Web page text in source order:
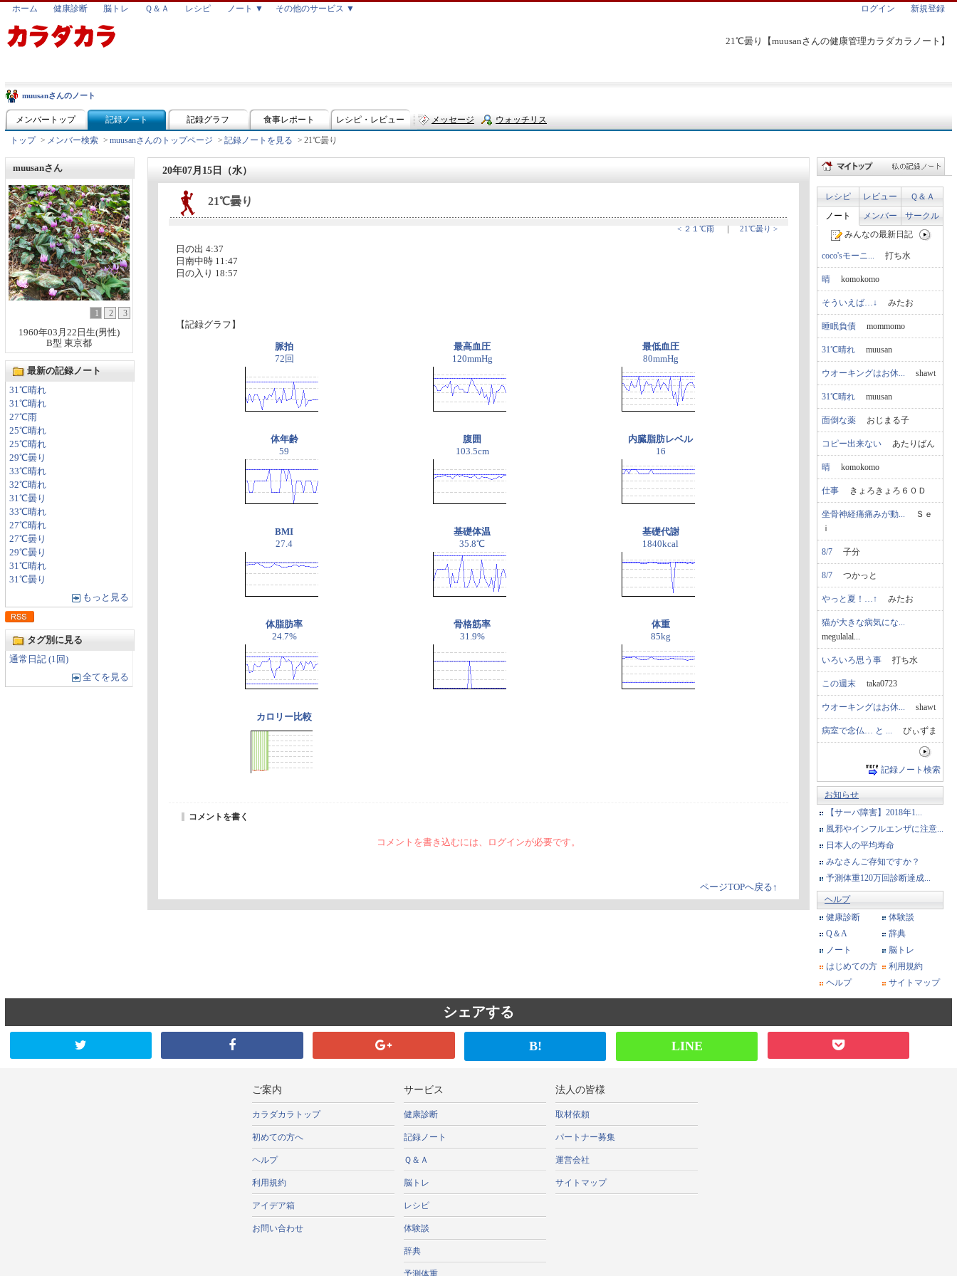
21℃曇り【muusanさんの健康管理カラダカラノート】
ホーム 健康診断 脳トレ Ｑ＆Ａ レシピ ノート ▼ その他のサービス ▼ ログイン 新規登録
muusanさんのノート
メンバートップ 記録ノート 記録グラフ 食事レポート レシピ・レビュー メッセージ ウォッチリス
トップ > メンバー検索 > muusanさんのトップページ > 記録ノートを見る > 21℃曇り
muusanさん
1 2
3
1960年03月22日生(男性)
B型 東京都
最新の記録ノート
31℃晴れ
31℃晴れ
27℃雨
25℃晴れ
25℃晴れ
29℃曇り
33℃晴れ
32℃晴れ
31℃曇り
33℃晴れ
27℃晴れ
27℃曇り
29℃曇り
31℃晴れ
31℃曇り
もっと見る
タグ別に見る
通常日記 (1回)
全てを見る
20年07月15日（水）
21℃曇り
< ２１℃雨 ｜ 21℃曇り >
日の出 4:37
日南中時 11:47
日の入り 18:57
【記録グラフ】
脈拍
72回
最高血圧
120mmHg
最低血圧
80mmHg
体年齢
59
腹囲
103.5cm
内臓脂肪レベル
16
BMI
27.4
基礎体温
35.8℃
基礎代謝
1840kcal
体脂肪率
24.7%
骨格筋率
31.9%
体重
85kg
カロリー比較
コメントを書く
コメントを書き込むには、ログインが必要です。
ページTOPへ戻る↑
レシピ レビュー
Ｑ＆Ａ
ノート
メンバー
サークル
みんなの最新日記
coco'sモーニ... 打ち水
晴 komokomo
そういえば…↓ みたお
睡眠負債 mommomo
31℃晴れ muusan
ウオーキングはお休... shawt
31℃晴れ muusan
面倒な薬 おじまる子
コピー出来ない あたりばん
晴 komokomo
仕事 きょろきょろ６０Ｄ
坐骨神経痛痛みが動... Ｓｅ
ｉ
8/7 子分
8/7 つかっと
やっと夏！…↑ みたお
猫が大きな病気にな...
megulalal...
いろいろ思う事 打ち水
この週末 taka0723
ウオーキングはお休... shawt
病室で念仏… と ... ぴぃずま
記録ノート検索
お知らせ
【サーバ障害】2018年1...
風邪やインフルエンザに注意...
日本人の平均寿命
みなさんご存知ですか？
予測体重120万回診断達成...
ヘルプ
健康診断
体験談
Q＆A
辞典
ノート
脳トレ
はじめての方
利用規約
ヘルプ
サイトマップ
シェアする
B! LINE
ご案内
カラダカラトップ
初めての方へ
ヘルプ
利用規約
アイデア箱
お問い合わせ
サービス
健康診断
記録ノート
Ｑ＆Ａ
脳トレ
レシピ
体験談
辞典
予測体重
法人の皆様
取材依頼
パートナー募集
運営会社
サイトマップ